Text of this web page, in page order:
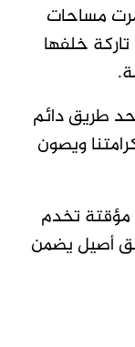
مساحات
خلفها
طريق دائم
ويصون
مؤقتة تخدم
أصيل يضمن